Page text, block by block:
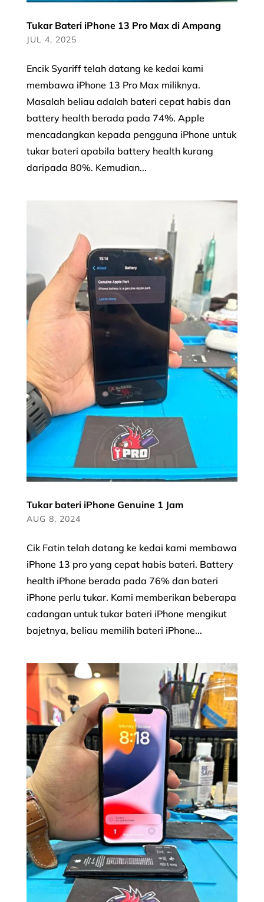
Tukar Bateri iPhone 13 Pro Max di Ampang
JUL 4, 2025
Encik Syariff telah datang ke kedai kami
membawa iPhone 13 Pro Max miliknya.
Masalah beliau adalah bateri cepat habis dan
battery health berada pada 74%. Apple
mencadangkan kepada pengguna iPhone untuk
tukar bateri apabila battery health kurang
daripada 80%. Kemudian...
Tukar bateri iPhone Genuine 1 Jam
AUG 8, 2024
Cik Fatin telah datang ke kedai kami membawa
iPhone 13 pro yang cepat habis bateri. Battery
health iPhone berada pada 76% dan bateri
iPhone perlu tukar. Kami memberikan beberapa
cadangan untuk tukar bateri iPhone mengikut
bajetnya, beliau memilih bateri iPhone...